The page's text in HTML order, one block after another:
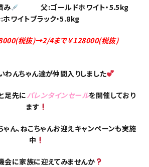
み
父:ゴールドホワイト・5.5kg
ホワイトブラック・5.8kg
税抜)→2/4まで￥128000(税抜)
わんちゃん達が仲間入りしました
足先にバレンタインセールを開催しており
ます
ん、ねこちゃんお迎えキャンペーンも実施
中
会に家族に迎えてみませんか